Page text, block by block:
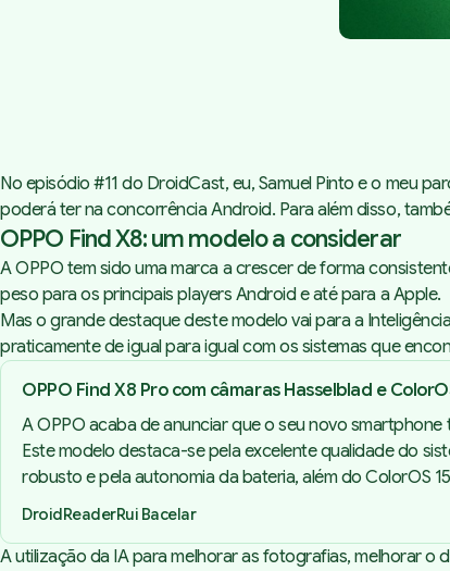
No episódio #11 do DroidCast, eu, Samuel Pinto e o meu
poderá ter na concorrência Android. Para além disso,
OPPO Find X8: um modelo a considerar
A OPPO tem sido uma marca a crescer de forma
peso para os principais players Android e até para a Apple.
Mas o grande destaque deste modelo vai para a
praticamente de igual para igual com os sistemas que
OPPO Find X8 Pro com câmaras Hasselblad e
A OPPO acaba de anunciar que o seu novo
Este modelo destaca-se pela excelente qualidade do
robusto e pela autonomia da bateria, além do ColorOS
DroidReaderRui Bacelar
A utilização da IA para melhorar as fotografias, melhorar o